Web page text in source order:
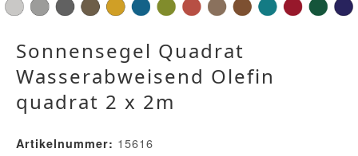
Sonnensegel Quadrat
Wasserabweisend Olefin
quadrat 2 x 2m
Artikelnummer: 15616